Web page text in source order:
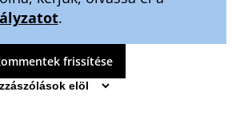
.
frissítése